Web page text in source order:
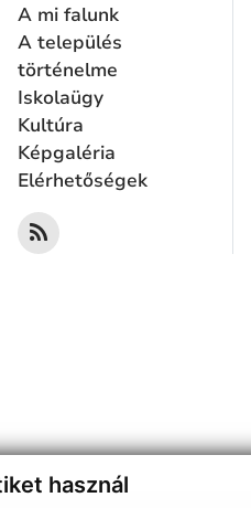
használ
A mi falunk
A település
történelme
Iskolaügy
Kultúra
Képgaléria
Elérhetőségek